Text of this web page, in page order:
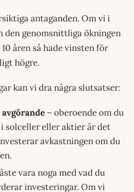
antaganden. Om vi i
den genomsnittliga ökningen
åren så hade vinsten för
högre.
kan vi dra några slutsatser:
– oberoende om du
solceller eller aktier är det
avkastningen om du
vara noga med vad du
investeringar. Om vi